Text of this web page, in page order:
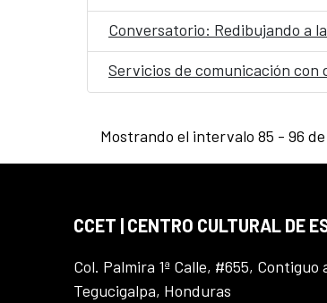
Conversatorio: Redibujando a
Servicios de comunicación con
Mostrando el intervalo 85 - 96
CCET | CENTRO CULTURAL DE
Col. Palmira 1ª Calle, #655,
Tegucigalpa, Honduras